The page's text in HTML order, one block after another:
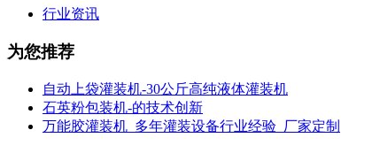
行业资讯
为您推荐
自动上袋灌装机-30公斤高纯液体灌装机
石英粉包装机-的技术创新
万能胶灌装机_多年灌装设备行业经验_厂家定制